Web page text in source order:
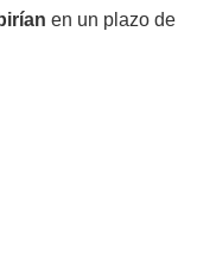
en un plazo de